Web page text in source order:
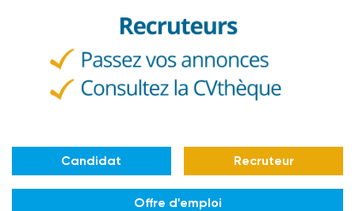
Candidat Recruteur
Offre d'emploi